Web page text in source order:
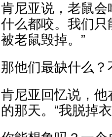
肯尼亚说，老鼠会
什么都咬。我们
被老鼠毁掉。”
那他们最缺什么
肯尼亚回忆说，
的那天。“我脱掉